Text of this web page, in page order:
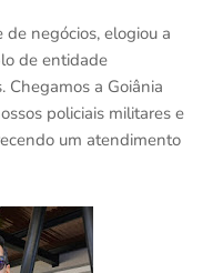
negócios, elogiou a
de entidade
Chegamos a Goiânia
policiais militares e
um atendimento